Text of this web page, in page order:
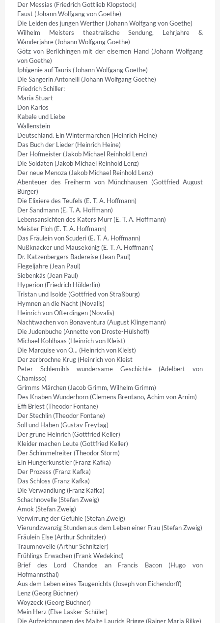
Der Messias (Friedrich Gottlieb Klopstock)
Faust (Johann Wolfgang von Goethe)
Die Leiden des jungen Werther (Johann Wolfgang von Goethe)
Wilhelm Meisters theatralische Sendung, Lehrjahre &
Wanderjahre (Johann Wolfgang Goethe)
Götz von Berlichingen mit der eisernen Hand (Johann Wolfgang
von Goethe)
Iphigenie auf Tauris (Johann Wolfgang Goethe)
Die Sängerin Antonelli (Johann Wolfgang Goethe)
Friedrich Schiller:
Maria Stuart
Don Karlos
Kabale und Liebe
Wallenstein
Deutschland. Ein Wintermärchen (Heinrich Heine)
Das Buch der Lieder (Heinrich Heine)
Der Hofmeister (Jakob Michael Reinhold Lenz)
Die Soldaten (Jakob Michael Reinhold Lenz)
Der neue Menoza (Jakob Michael Reinhold Lenz)
Abenteuer des Freiherrn von Münchhausen (Gottfried August
Bürger)
Die Elixiere des Teufels (E. T. A. Hoffmann)
Der Sandmann (E. T. A. Hoffmann)
Lebensansichten des Katers Murr (E. T. A. Hoffmann)
Meister Floh (E. T. A. Hoffmann)
Das Fräulein von Scuderi (E. T. A. Hoffmann)
Nußknacker und Mausekönig (E. T. A. Hoffmann)
Dr. Katzenbergers Badereise (Jean Paul)
Flegeljahre (Jean Paul)
Siebenkäs (Jean Paul)
Hyperion (Friedrich Hölderlin)
Tristan und Isolde (Gottfried von Straßburg)
Hymnen an die Nacht (Novalis)
Heinrich von Ofterdingen (Novalis)
Nachtwachen von Bonaventura (August Klingemann)
Die Judenbuche (Annette von Droste-Hülshoff)
Michael Kohlhaas (Heinrich von Kleist)
Die Marquise von O... (Heinrich von Kleist)
Der zerbrochne Krug (Heinrich von Kleist
Peter Schlemihls wundersame Geschichte (Adelbert von
Chamisso)
Grimms Märchen (Jacob Grimm, Wilhelm Grimm)
Des Knaben Wunderhorn (Clemens Brentano, Achim von Arnim)
Effi Briest (Theodor Fontane)
Der Stechlin (Theodor Fontane)
Soll und Haben (Gustav Freytag)
Der grüne Heinrich (Gottfried Keller)
Kleider machen Leute (Gottfried Keller)
Der Schimmelreiter (Theodor Storm)
Ein Hungerkünstler (Franz Kafka)
Der Prozess (Franz Kafka)
Das Schloss (Franz Kafka)
Die Verwandlung (Franz Kafka)
Schachnovelle (Stefan Zweig)
Amok (Stefan Zweig)
Verwirrung der Gefühle (Stefan Zweig)
Vierundzwanzig Stunden aus dem Leben einer Frau (Stefan Zweig)
Fräulein Else (Arthur Schnitzler)
Traumnovelle (Arthur Schnitzler)
Frühlings Erwachen (Frank Wedekind)
Brief des Lord Chandos an Francis Bacon (Hugo von
Hofmannsthal)
Aus dem Leben eines Taugenichts (Joseph von Eichendorff)
Lenz (Georg Büchner)
Woyzeck (Georg Büchner)
Mein Herz (Else Lasker-Schüler)
Die Aufzeichnungen des Malte Laurids Brigge (Rainer Maria Rilke)